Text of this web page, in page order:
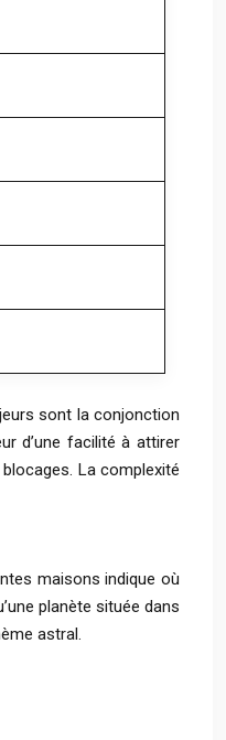
sont la conjonction
d’une facilité à attirer
La complexité
maisons indique où
planète située dans
astral.